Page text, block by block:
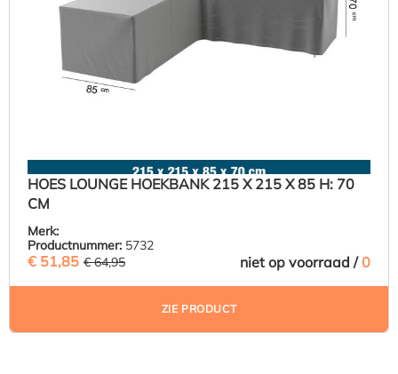
HOES LOUNGE HOEKBANK 215 X 215 X 85 H: 70
CM
Merk:
Productnummer: 5732
€ 51,85 € 64,95(20.17% BESPAARD)niet op voorraad /0
ZIE PRODUCT